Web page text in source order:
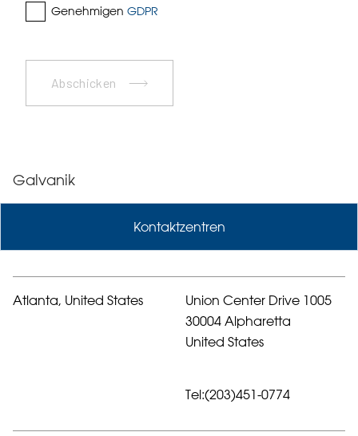
Genehmigen GDPR
Abschicken
Galvanik
Kontaktzentren
Atlanta, United States
Union Center Drive 1005
30004 Alpharetta
United States
Tel:(203)451-0774